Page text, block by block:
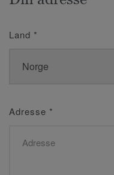
Land *
Adresse *